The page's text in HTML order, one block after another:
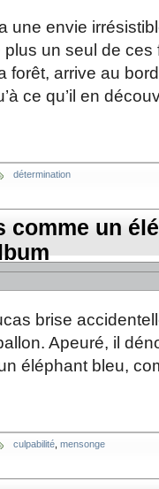
une envie
un seul de ces
forêt, arrive au
ce qu’il en
détermination
comme un
brise
Apeuré, il
éléphant bleu,
culpabilité mensonge